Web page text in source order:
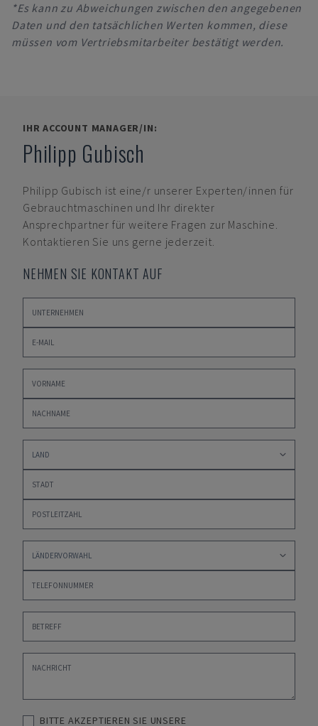
*Es kann zu Abweichungen zwischen den angegebenen
Daten und den tatsächlichen Werten kommen, diese
müssen vom Vertriebsmitarbeiter bestätigt werden.
IHR ACCOUNT MANAGER/IN:
Philipp Gubisch
Philipp Gubisch ist eine/r unserer Experten/innen für
Gebrauchtmaschinen und Ihr direkter
Ansprechpartner für weitere Fragen zur Maschine.
Kontaktieren Sie uns gerne jederzeit.
NEHMEN SIE KONTAKT AUF
BITTE AKZEPTIEREN SIE UNSERE